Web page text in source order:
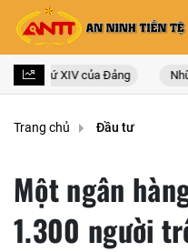
lần thứ XIV của Đảng
Trang chủ Đầu tư
Một ngân
1.300 người